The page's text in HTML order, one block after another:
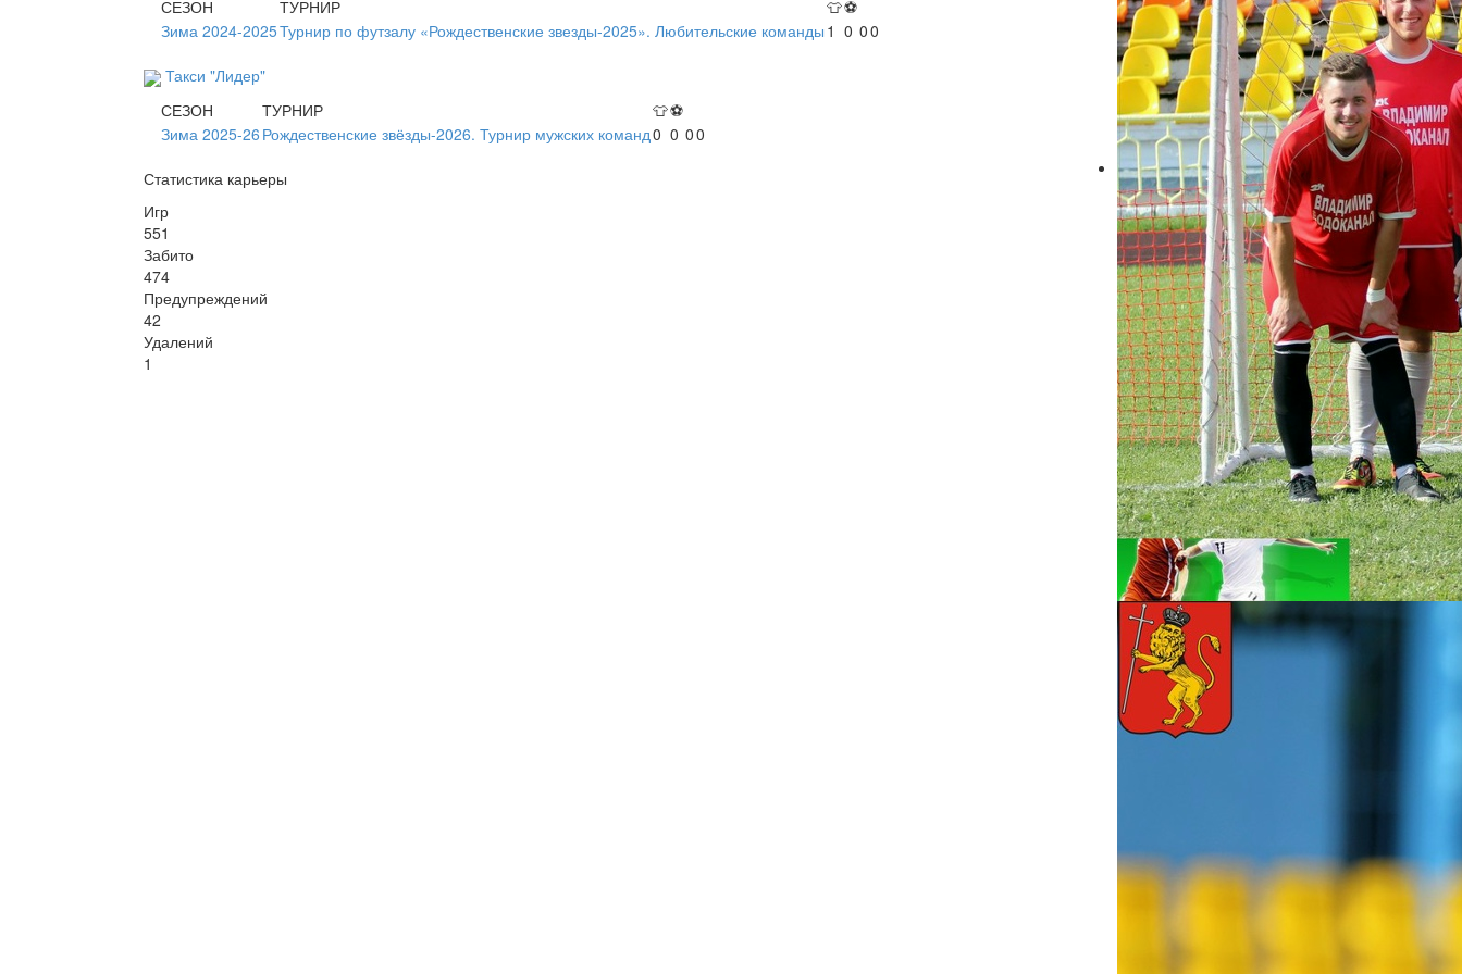
СЕЗОН
ТУРНИР 👕⚽
Зима 2024-2025Турнир по футзалу «Рождественские звезды-2025». Любительские команды 1 0 00
Такси "Лидер"
СЕЗОН
ТУРНИР 👕⚽
Зима 2025-26 Рождественские звёзды-2026. Турнир мужских команд0 0 00
Статистика карьеры
Игр
551
Забито
474
Предупреждений
42
Удалений
1